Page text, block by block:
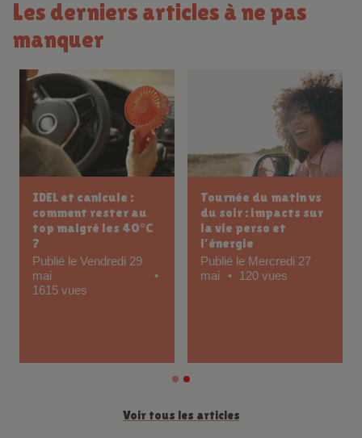
Les derniers articles à ne pas
manquer
IDEL et canicule :
comment rester au
top malgré les 40°C
?
Publié le Vendredi 29
mai
1615 vues
Tournée du matin vs
du soir : impacts sur
la vie perso et
l’énergie
Publié le Mercredi 27
mai
120 vues
Voir tous les articles